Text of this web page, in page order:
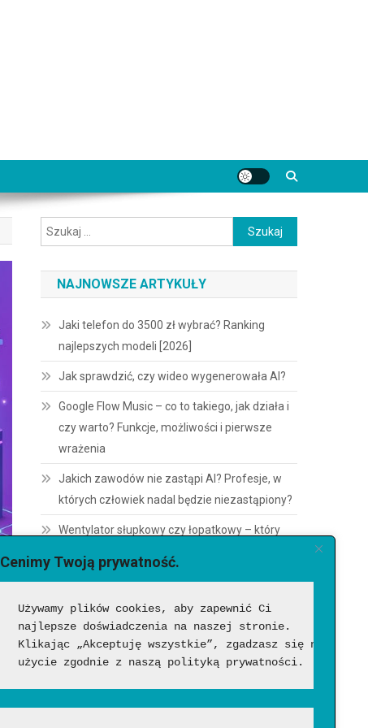
Cenimy Twoją prywatność.
Używamy plików cookies, aby zapewnić Ci
najlepsze doświadczenia na naszej stronie.
Klikając „Akceptuję wszystkie”, zgadzasz się na ich
użycie zgodnie z naszą polityką prywatności.
Szukaj:
NAJNOWSZE ARTYKUŁY
Jaki telefon do 3500 zł wybrać? Ranking
najlepszych modeli [2026]
Jak sprawdzić, czy wideo wygenerowała AI?
Google Flow Music – co to takiego, jak działa i
czy warto? Funkcje, możliwości i pierwsze
wrażenia
Jakich zawodów nie zastąpi AI? Profesje, w
których człowiek nadal będzie niezastąpiony?
Wentylator słupkowy czy łopatkowy – który